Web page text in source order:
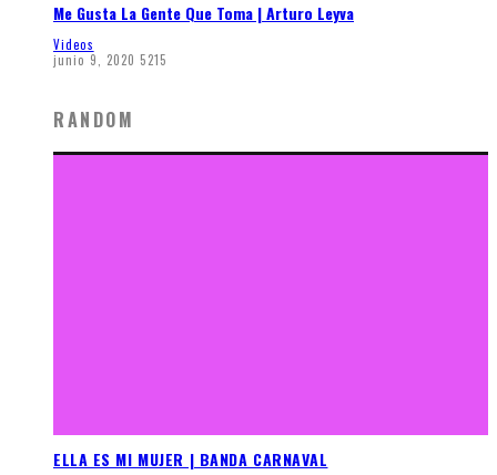
Me Gusta La Gente Que Toma | Arturo Leyva
Videos
junio 9, 2020 5215
RANDOM
ELLA ES MI MUJER | BANDA CARNAVAL